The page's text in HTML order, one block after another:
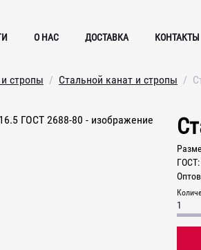
О НАС ДОСТАВКА КОНТАКТЫ
стропы Стальной канат и стропы
ГОСТ